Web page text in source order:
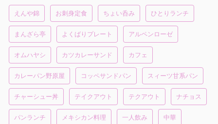
えんや錦 お刺身定食 ちょい呑み ひとりランチ
まんざら亭 よくばりプレート アルペンローゼ
オムハヤシ カツカレーサンド カフェ
カレーパン野原屋 コッペサンドパン スィーツ甘系パン
チャーシュー丼 テイクアウト テクアウト ナチョス
パンランチ メキシカン料理 一人飲み 中華